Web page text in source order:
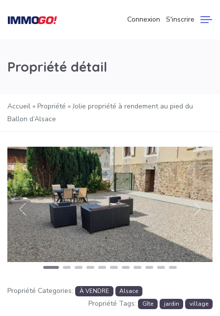
Connexion S'inscrire
Propriété détail
Accueil » Propriété »Jolie propriété à rendement au pied du
Ballon d’Alsace
Précédent Suivant
Propriété Categories: À VENDRE Alsace
Propriété Tags: Gîte jardin village